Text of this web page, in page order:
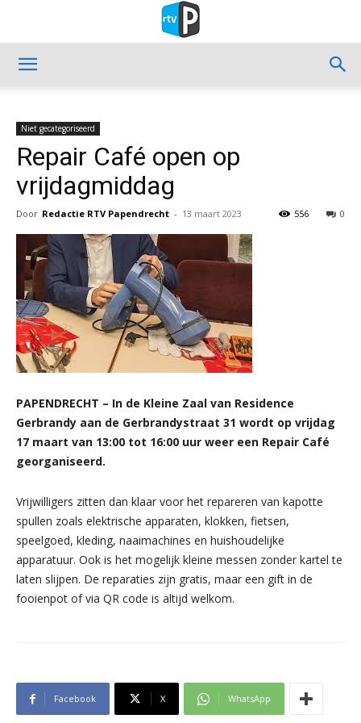
Niet gecategoriseerd
Repair Café open op
vrijdagmiddag
Door Redactie RTV Papendrecht - 13 maart 2023 0
556
PAPENDRECHT – In de Kleine Zaal van Residence
Gerbrandy aan de Gerbrandystraat 31 wordt op vrijdag
17 maart van 13:00 tot 16:00 uur weer een Repair Café
georganiseerd.
Vrijwilligers zitten dan klaar voor het repareren van kapotte
spullen zoals elektrische apparaten, klokken, fietsen,
speelgoed, kleding, naaimachines en huishoudelijke
apparatuur. Ook is het mogelijk kleine messen zonder kartel te
laten slijpen. De reparaties zijn gratis, maar een gift in de
fooienpot of via QR code is altijd welkom.
Facebook X WhatsApp